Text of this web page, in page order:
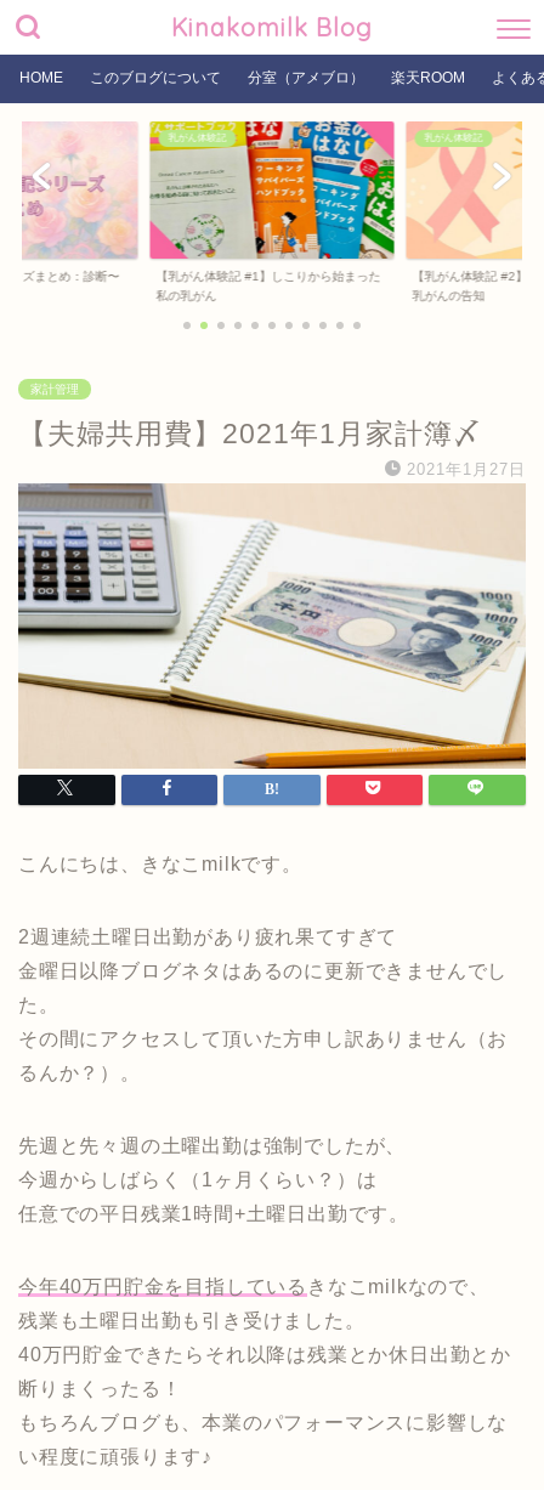
Kinakomilk Blog
HOME このブログについて 分室（アメブロ） 楽天ROOM よくあ
ーズまとめ：診断〜
乳がん体験記
【乳がん体験記 #1】しこりから始まった
私の乳がん
乳がん体験記
【乳がん体験記 #2】
乳がんの告知
家計管理
【夫婦共用費】2021年1月家計簿〆
2021年1月27日
こんにちは、きなこmilkです。
2週連続土曜日出勤があり疲れ果てすぎて
金曜日以降ブログネタはあるのに更新できませんでし
た。
その間にアクセスして頂いた方申し訳ありません（お
るんか？）。
先週と先々週の土曜出勤は強制でしたが、
今週からしばらく（1ヶ月くらい？）は
任意での平日残業1時間+土曜日出勤です。
今年40万円貯金を目指している きなこmilkなので、
残業も土曜日出勤も引き受けました。
40万円貯金できたらそれ以降は残業とか休日出勤とか
断りまくったる！
もちろんブログも、本業のパフォーマンスに影響しな
い程度に頑張ります♪